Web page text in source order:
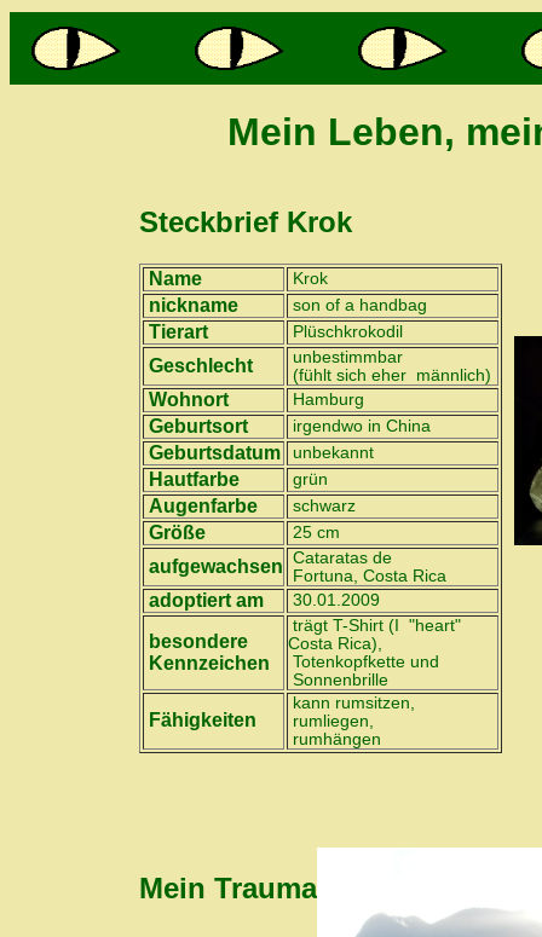
Mein Leben,
Steckbrief Krok
Name Krok
nickname son of a handbag
Tierart Plüschkrokodil
Geschlecht
unbestimmbar
(fühlt sich eher männlich)
Wohnort Hamburg
Geburtsort irgendwo in China
Geburtsdatum unbekannt
Hautfarbe grün
Augenfarbe schwarz
Größe 25 cm
aufgewachsen Cataratas de
Fortuna, Costa Rica
adoptiert am 30.01.2009
besondere
Kennzeichen
trägt T-Shirt (I "heart"
Costa Rica),
Totenkopfkette und
Sonnenbrille
Fähigkeiten
kann rumsitzen,
rumliegen,
rumhängen
Mein Trauma